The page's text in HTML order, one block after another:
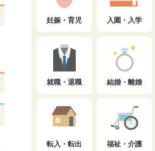
妊娠・育児 入園・入学
就職・退職 結婚・離婚
転入・転出 福祉・介護